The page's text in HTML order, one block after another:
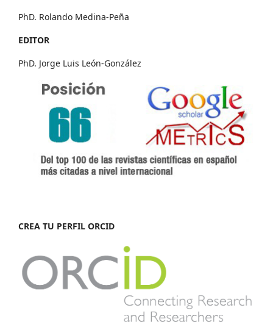
PhD. Rolando Medina-Peña
EDITOR
PhD. Jorge Luis León-González
CREA TU PERFIL ORCID